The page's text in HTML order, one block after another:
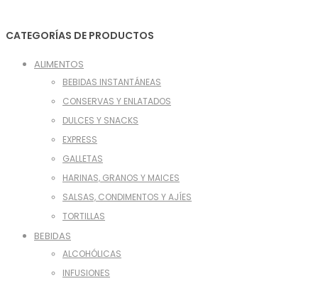
CATEGORÍAS DE PRODUCTOS
ALIMENTOS
BEBIDAS INSTANTÁNEAS
CONSERVAS Y ENLATADOS
DULCES Y SNACKS
EXPRESS
GALLETAS
HARINAS, GRANOS Y MAICES
SALSAS, CONDIMENTOS Y AJÍES
TORTILLAS
BEBIDAS
ALCOHÓLICAS
INFUSIONES